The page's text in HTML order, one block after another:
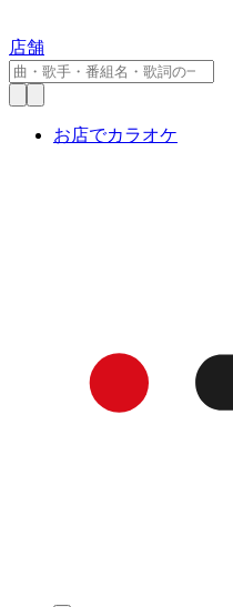
店舗
お店でカラオケ